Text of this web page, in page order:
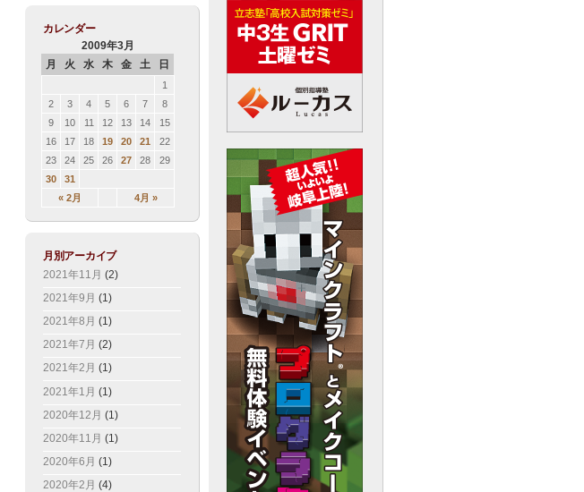
カレンダー
2009年3月
月
火 水 木 金 土 日
« 2月 4月 »
1
2
3 4 5 6 7
8
9
10 11 12 13 14
15
16
17 18 19 20 21
22
23
24 25 26 27 28
29
30
31
月別アーカイブ
2021年11月 (2)
2021年9月 (1)
2021年8月 (1)
2021年7月 (2)
2021年2月 (1)
2021年1月 (1)
2020年12月 (1)
2020年11月 (1)
2020年6月 (1)
2020年2月 (4)